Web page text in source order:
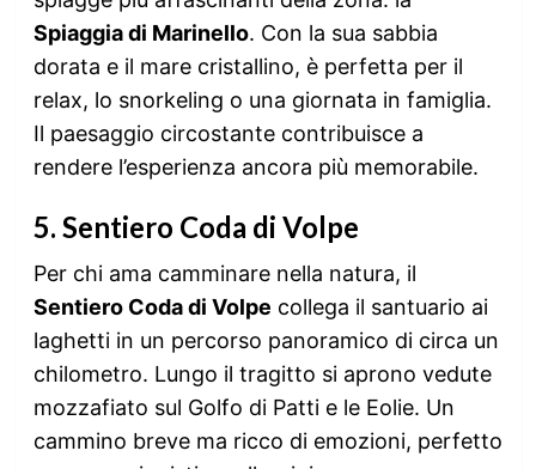
Spiaggia di Marinello. Con la sua sabbia
dorata e il mare cristallino, è perfetta per il
relax, lo snorkeling o una giornata in famiglia.
Il paesaggio circostante contribuisce a
rendere l’esperienza ancora più memorabile.
5. Sentiero Coda di Volpe
Per chi ama camminare nella natura, il
Sentiero Coda di Volpe collega il santuario ai
laghetti in un percorso panoramico di circa un
chilometro. Lungo il tragitto si aprono vedute
mozzafiato sul Golfo di Patti e le Eolie. Un
cammino breve ma ricco di emozioni, perfetto